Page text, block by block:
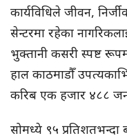
कार्यविधिले जीवन,
सेन्टरमा रहेका
भुक्तानी कसरी स्पष्ट
हाल काठमाडौँ
करिब एक हजार ४८८
सोमध्ये ९५